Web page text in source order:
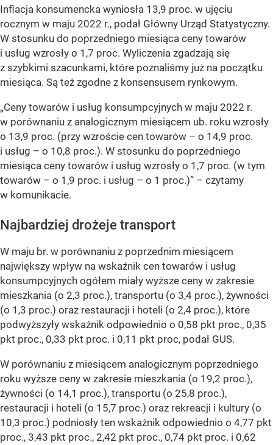
Inflacja konsumencka wyniosła 13,9 proc. w ujęciu
rocznym w maju 2022 r., podał Główny Urząd Statystyczny.
W stosunku do poprzedniego miesiąca ceny towarów
i usług wzrosły o 1,7 proc. Wyliczenia zgadzają się
z szybkimi szacunkami, które poznaliśmy już na początku
miesiąca. Są też zgodne z konsensusem rynkowym.
„Ceny towarów i usług konsumpcyjnych w maju 2022 r.
w porównaniu z analogicznym miesiącem ub. roku wzrosły
o 13,9 proc. (przy wzroście cen towarów – o 14,9 proc.
i usług – o 10,8 proc.). W stosunku do poprzedniego
miesiąca ceny towarów i usług wzrosły o 1,7 proc. (w tym
towarów – o 1,9 proc. i usług – o 1 proc.)” – czytamy
w komunikacie.
Najbardziej drożeje transport
W maju br. w porównaniu z poprzednim miesiącem
największy wpływ na wskaźnik cen towarów i usług
konsumpcyjnych ogółem miały wyższe ceny w zakresie
mieszkania (o 2,3 proc.), transportu (o 3,4 proc.), żywności
(o 1,3 proc.) oraz restauracji i hoteli (o 2,4 proc.), które
podwyższyły wskaźnik odpowiednio o 0,58 pkt proc., 0,35
pkt proc., 0,33 pkt proc. i 0,11 pkt proc, podał GUS.
W porównaniu z miesiącem analogicznym poprzedniego
roku wyższe ceny w zakresie mieszkania (o 19,2 proc.),
żywności (o 14,1 proc.), transportu (o 25,8 proc.),
restauracji i hoteli (o 15,7 proc.) oraz rekreacji i kultury (o
10,3 proc.) podniosły ten wskaźnik odpowiednio o 4,77 pkt
proc., 3,43 pkt proc., 2,42 pkt proc., 0,74 pkt proc. i 0,62